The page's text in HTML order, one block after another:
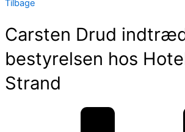
Tilbage
Carsten Drud
bestyrelsen hos
Strand